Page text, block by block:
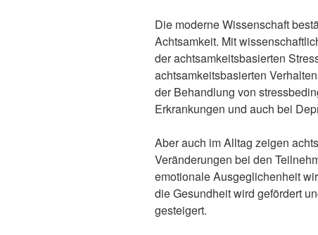
Die moderne Wissenschaft
Achtsamkeit. Mit
der achtsamkeitsbasierten
achtsamkeitsbasierten
der Behandlung von
Erkrankungen und auch bei
Aber auch im Alltag zeigen
Veränderungen bei den
emotionale Ausgeglichenheit
die Gesundheit wird gefördert
gesteigert.